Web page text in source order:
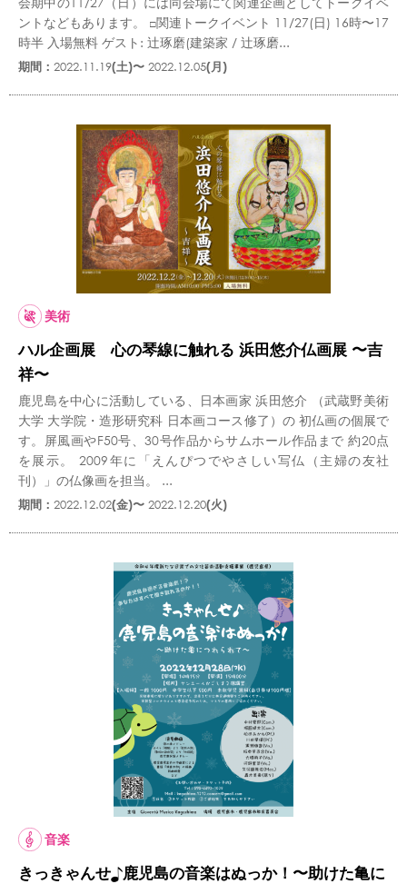
ントなどもあります。 □関連トークイベント 11/27(日) 16時〜17
時半 入場無料 ゲスト: 辻琢磨(建築家 / 辻琢磨...
期間： 2022.11.19(土)〜 2022.12.05(月)
美術
ハル企画展 心の琴線に触れる 浜田悠介仏画展 〜吉
祥〜
鹿児島を中心に活動している、日本画家 浜田悠介 （武蔵野美術
大学 大学院・造形研究科 日本画コース修了）の 初仏画の個展で
す。屏風画やF50号、30号作品からサムホール作品まで 約20点
を展示。 2009年に「えんぴつでやさしい写仏（主婦の友社
刊）」の仏像画を担当。 ...
期間： 2022.12.02(金)〜 2022.12.20(火)
音楽
きっきゃんせ♪鹿児島の音楽はぬっか！〜助けた亀に